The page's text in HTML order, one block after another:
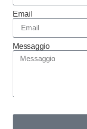
Email
Messaggio